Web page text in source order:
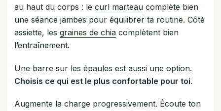
au haut du corps : le curl marteaucomplète bien
une séance jambes pour équilibrer ta routine. Côté
assiette, les graines de chiacomplètent bien
l’entraînement.
Une barre sur les épaules est aussi une option.
Choisis ce qui est le plus confortable pour toi.
Augmente la charge progressivement. Écoute ton